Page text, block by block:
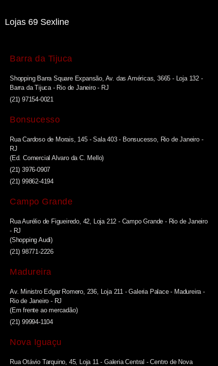
Lojas 69 Sexline
Barra da Tijuca
Shopping Barra Square Expansão, Av. das Américas, 3665 - Loja 132 -
Barra da Tijuca - Rio de Janeiro - RJ
(21) 97154-0021
Bonsucesso
Rua Cardoso de Morais, 145 - Sala 403 - Bonsucesso, Rio de Janeiro -
RJ
(Ed. Comercial Alvaro da C. Mello)
(21) 3976-0907
(21) 99862-4194
Campo Grande
Rua Aurélio de Figueiredo, 42, Loja 212 - Campo Grande - Rio de Janeiro
- RJ
(Shopping Audi)
(21) 98771-2226
Madureira
Av. Ministro Edgar Romero, 236, Loja 211 - Galeria Palace - Madureira -
Rio de Janeiro - RJ
(Em frente ao mercadão)
(21) 99994-1104
Nova Iguaçu
Rua Otávio Tarquino, 45, Loja 11 - Galeria Central - Centro de Nova